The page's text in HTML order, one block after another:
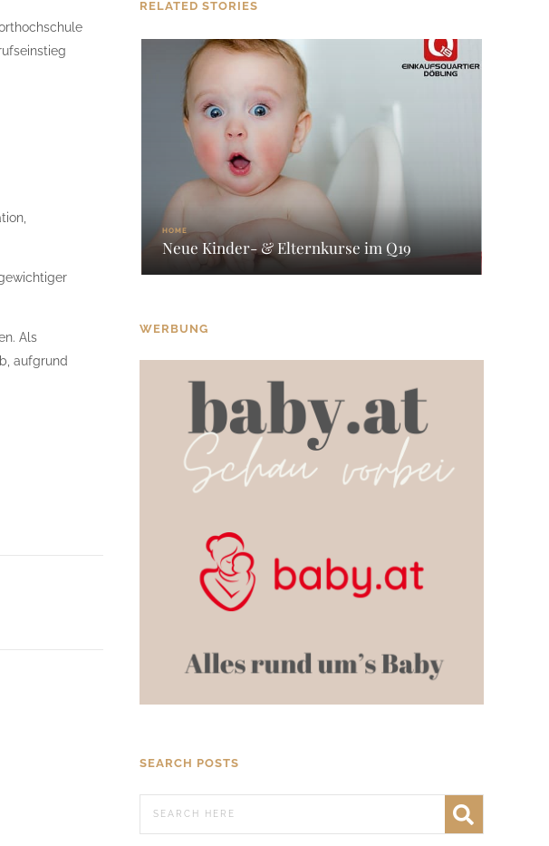
Als
aufgrund
RELATED STORIES
HOME
Neue Kinder- & Elternkurse im Q19
WERBUNG
SEARCH POSTS